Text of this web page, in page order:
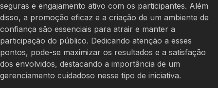
seguras e engajamento ativo com os participantes. Além
disso, a promoção eficaz e a criação de um ambiente de
confiança são essenciais para atrair e manter a
participação do público. Dedicando atenção a esses
pontos, pode-se maximizar os resultados e a satisfação
dos envolvidos, destacando a importância de um
gerenciamento cuidadoso nesse tipo de iniciativa.